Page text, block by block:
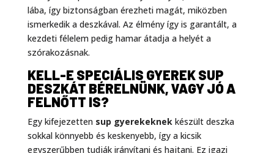
lába, így biztonságban érezheti magát, miközben
ismerkedik a deszkával. Az élmény így is garantált, a
kezdeti félelem pedig hamar átadja a helyét a
szórakozásnak.
KELL-E SPECIÁLIS GYEREK SUP
DESZKÁT BÉRELNÜNK, VAGY JÓ A
FELNŐTT IS?
Egy kifejezetten sup gyerekeknekkészült deszka
sokkal könnyebb és keskenyebb, így a kicsik
egyszerűbben tudják irányítani és hajtani. Ez igazi